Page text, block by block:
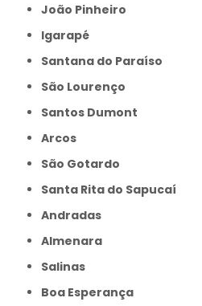
João Pinheiro
Igarapé
Santana do Paraíso
São Lourenço
Santos Dumont
Arcos
São Gotardo
Santa Rita do Sapucaí
Andradas
Almenara
Salinas
Boa Esperança